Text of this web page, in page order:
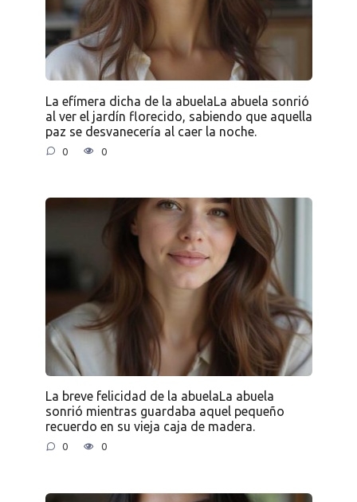
La efímera dicha de la abuelaLa abuela sonrió
al ver el jardín florecido, sabiendo que aquella
paz se desvanecería al caer la noche.
0 0
La breve felicidad de la abuelaLa abuela
sonrió mientras guardaba aquel pequeño
recuerdo en su vieja caja de madera.
0 0